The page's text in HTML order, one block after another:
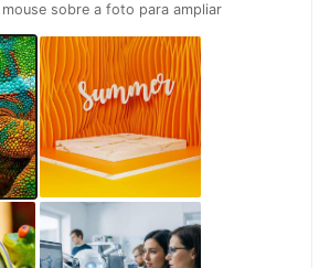
mouse sobre a foto para ampliar